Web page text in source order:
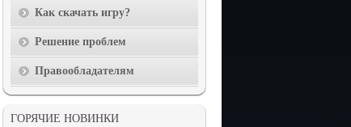
Как скачать игру?
Решение проблем
Правообладателям
ГОРЯЧИЕ НОВИНКИ